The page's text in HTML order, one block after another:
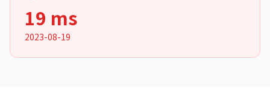
19 ms
2023-08-19